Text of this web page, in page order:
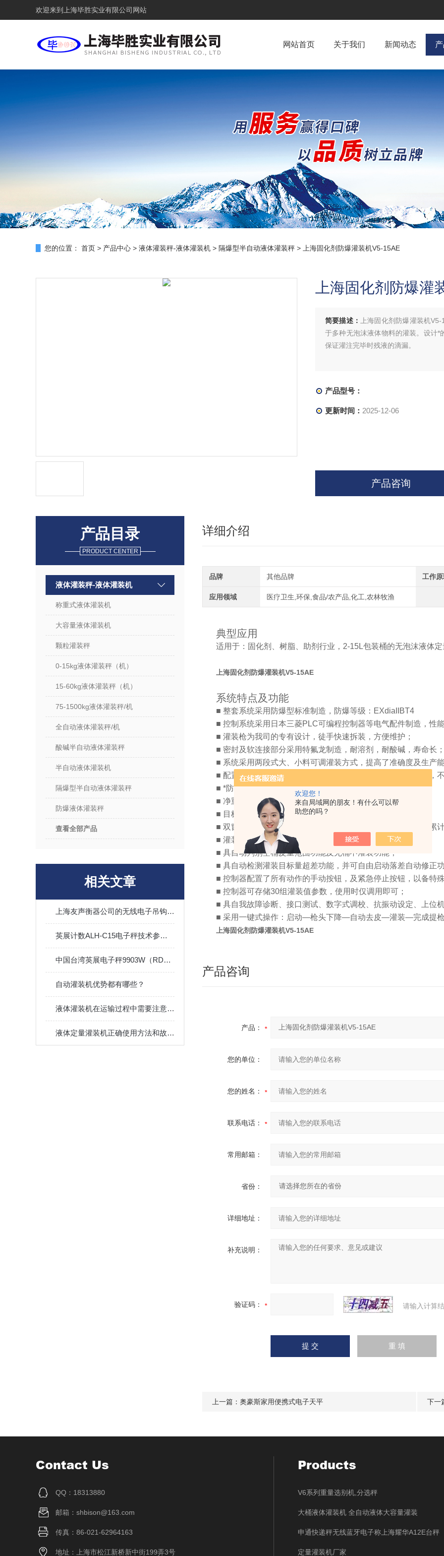
欢迎您！
来自局域网的朋友！有什么可以帮
助您的吗？
欢迎来到 上海毕胜实业有限公司网站
网站首页 关于我们 新闻动态
您的位置： 首页 > 产品中心 > 液体灌装秤-液体灌装机 > 隔爆型半自动液体灌装秤 > 上海固化剂防爆灌装机V5-15AE
上海固化剂防爆灌
简要描述：
上海固化剂防爆灌装机
于多种无泡沫液体物料的灌装。设计
保证灌注完毕时残液的滴漏。
产品型号：
更新时间： 2025-12-06
产品咨询
产品目录
PRODUCT CENTER
液体灌装秤-液体灌装机
称重式液体灌装机
大容量液体灌装机
颗粒灌装秤
0-15kg液体灌装秤（机）
15-60kg液体灌装秤（机）
75-1500kg液体灌装秤/机
全自动液体灌装秤/机
酸碱半自动液体灌装秤
半自动液体灌装机
隔爆型半自动液体灌装秤
防爆液体灌装秤
查看全部产品
相关文章
上海友声衡器公司的无线电子吊钩秤校正方法
英展计数ALH-C15电子秤技术参数介绍
中国台湾英展电子秤9903W（RD）校正步骤
自动灌装机优势都有哪些？
液体灌装机在运输过程中需要注意什么？
液体定量灌装机正确使用方法和故障排除
详细介绍
品牌 其他品牌 工作
应用领域 医疗卫生,环保,食品/农产品,化工,农林牧渔
典型应用
适用于：固化剂、树脂、助剂行业，2-15L包装桶的无泡沫液体定
上海固化剂防爆灌装机V5-15AE
系统特点及功能
■ 整套系统采用防爆型标准制造，防爆等级：EXdiaIIBT4
■ 控制系统采用日本三菱PLC可编程控制器等电气配件制造，性能
■ 灌装枪为我司的专有设计，徒手快速拆装，方便维护；
■ 密封及软连接部分采用特氟龙制造，耐溶剂，耐酸碱，寿命长；
■ 系统采用两段式大、小料可调灌装方式，提高了准确度及生产能
■ 配置顶桶自动保护功能，用于灌装枪未插入桶内时自动提枪，
■ *防固化装置，避免不工作时固化剂将枪头凝固；
■ 净重、毛重二种灌装模式选择，满足用户不同的灌装需求；
■ 目标量自由设定，适应多种重量范围的定量灌装；
■ 双窗口显示灌装控制仪表，可显示目标量、灌装量、桶数、累
■ 灌装头高度可手动调节，适用于不同高度的包装桶；
■ 具自动判别空桶皮重范围功能及无桶不灌装功能；
■ 具自动检测灌装目标量超差功能，并可自由启动落差自动修正功
■ 控制器配置了所有动作的手动按钮，及紧急停止按钮，以备特
■ 控制器可存储30组灌装值参数，使用时仅调用即可；
■ 具自我故障诊断、接口测试、数字式调校、抗振动设定、上位
■ 采用一键式操作：启动—枪头下降—自动去皮—灌装—完成提枪
上海固化剂防爆灌装机V5-15AE
产品咨询
产品：
您的单位：
您的姓名：
联系电话：
常用邮箱：
省份：
详细地址：
补充说明：
验证码： 请输入计算
上一篇： 奥豪斯家用便携式电子天平 下一
Contact Us
QQ：18313880
邮箱：shbison@163.com
传真：86-021-62964163
地址：上海市松江新桥新中街199弄3号
Products
V6系列重量选别机,分选秤
大桶液体灌装机 全自动液体大容量灌装
申通快递秤无线蓝牙电子称上海耀华A12E台秤
定量灌装机厂家